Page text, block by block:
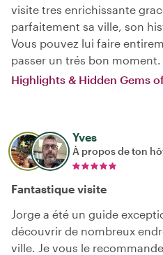
visite tres enrichissante
parfaitement sa ville, son
Vous pouvez lui faire
passer un trés bon moment.
Highlights & Hidden Gems
Yves
À propos de ton
Fantastique visite
Jorge a été un guide
découvrir de nombreux
ville. Je vous le